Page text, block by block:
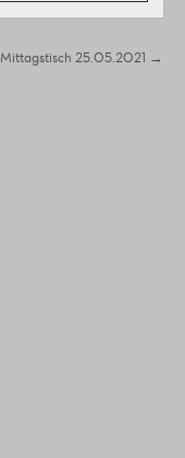
Mittagstisch 25.05.2021 →